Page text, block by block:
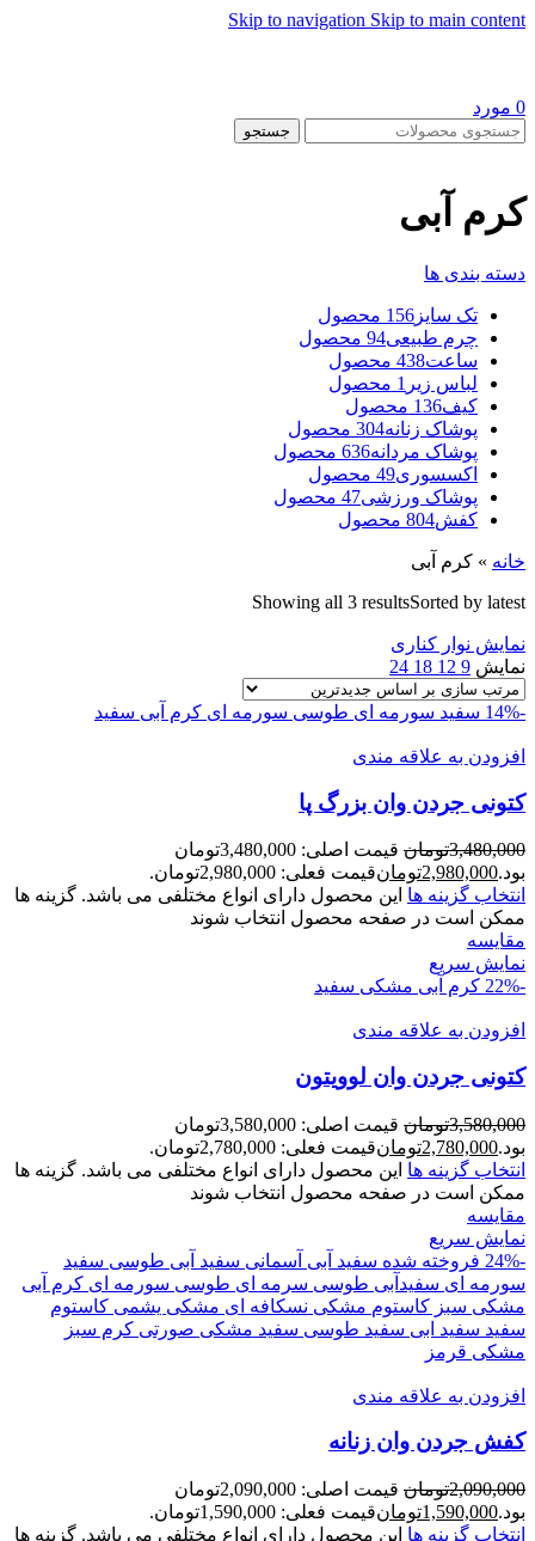
Skip to navigation Skip to main content
0 مورد
جستجو
کرم آبی
دسته بندی ها
تک سایز 156 محصول
چرم طبیعی94 محصول
ساعت438 محصول
لباس زیر 1 محصول
کیف136 محصول
پوشاک زنانه304 محصول
پوشاک مردانه636 محصول
اکسسوری49 محصول
پوشاک ورزشی47 محصول
کفش804 محصول
خانه » کرم آبی
Showing all 3 resultsSorted by latest
نمایش نوار کناری
نمایش 9
12
18
24
-14% سفید سورمه ای طوسی سورمه ای کرم آبی سفید
افزودن به علاقه مندی
کتونی جردن وان بزرگ پا
3,480,000تومان
قیمت اصلی: 3,480,000تومان
بود.2,980,000تومانقیمت فعلی: 2,980,000تومان.
انتخاب گزینه ها این محصول دارای انواع مختلفی می باشد. گزینه ها
ممکن است در صفحه محصول انتخاب شوند
مقايسه
نمایش سریع
-22%
کرم آبی مشکی سفید
افزودن به علاقه مندی
کتونی جردن وان لوويتون
3,580,000تومان
قیمت اصلی: 3,580,000تومان
بود.2,780,000تومانقیمت فعلی: 2,780,000تومان.
انتخاب گزینه ها این محصول دارای انواع مختلفی می باشد. گزینه ها
ممکن است در صفحه محصول انتخاب شوند
مقايسه
نمایش سریع
-24%
فروخته شده سفید آبی آسمانی سفید آبی طوسی سفید
سورمه ای سفیدآبی طوسی سرمه ای طوسی سورمه ای کرم آبی
مشکی سبز کاستوم مشکی نسکافه ای مشکی یشمی کاستوم
سفید سفید ابی سفید طوسی سفید مشکی صورتی کرم سبز
مشکی قرمز
افزودن به علاقه مندی
کفش جردن وان زنانه
2,090,000تومان
قیمت اصلی: 2,090,000تومان
بود.1,590,000تومانقیمت فعلی: 1,590,000تومان.
انتخاب گزینه ها این محصول دارای انواع مختلفی می باشد. گزینه ها